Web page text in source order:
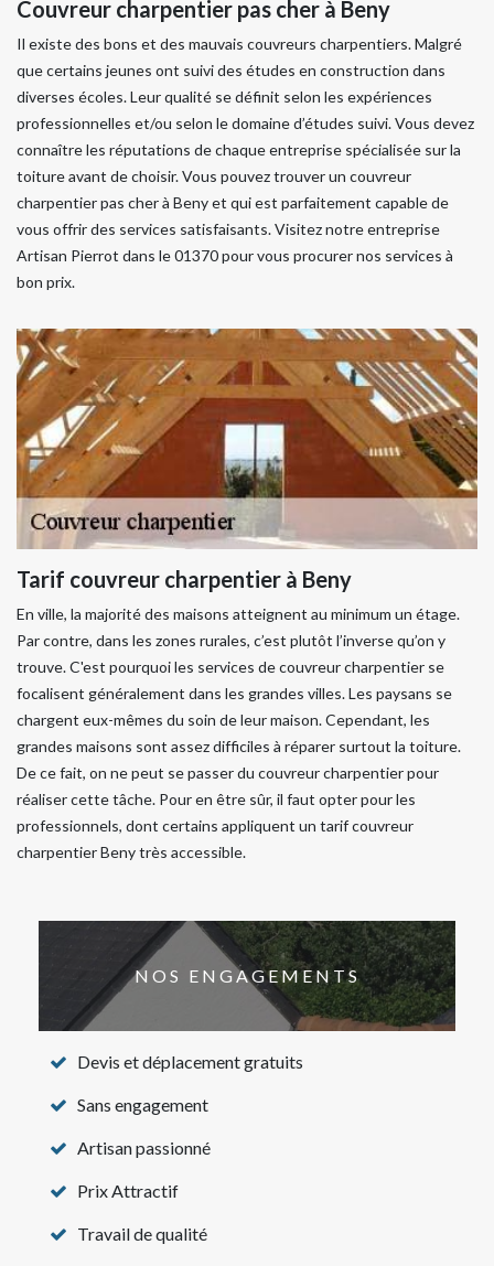
Couvreur charpentier pas cher à Beny
Il existe des bons et des mauvais couvreurs charpentiers. Malgré
que certains jeunes ont suivi des études en construction dans
diverses écoles. Leur qualité se définit selon les expériences
professionnelles et/ou selon le domaine d’études suivi. Vous devez
connaître les réputations de chaque entreprise spécialisée sur la
toiture avant de choisir. Vous pouvez trouver un couvreur
charpentier pas cher à Beny et qui est parfaitement capable de
vous offrir des services satisfaisants. Visitez notre entreprise
Artisan Pierrot dans le 01370 pour vous procurer nos services à
bon prix.
Tarif couvreur charpentier à Beny
En ville, la majorité des maisons atteignent au minimum un étage.
Par contre, dans les zones rurales, c’est plutôt l’inverse qu’on y
trouve. C'est pourquoi les services de couvreur charpentier se
focalisent généralement dans les grandes villes. Les paysans se
chargent eux-mêmes du soin de leur maison. Cependant, les
grandes maisons sont assez difficiles à réparer surtout la toiture.
De ce fait, on ne peut se passer du couvreur charpentier pour
réaliser cette tâche. Pour en être sûr, il faut opter pour les
professionnels, dont certains appliquent un tarif couvreur
charpentier Beny très accessible.
NOS ENGAGEMENTS
Devis et déplacement gratuits
Sans engagement
Artisan passionné
Prix Attractif
Travail de qualité